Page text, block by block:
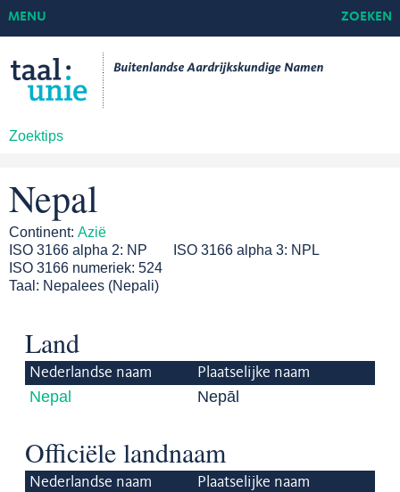
Zoektips
MENU ZOEKEN
Nepal
Continent: Azië
ISO 3166 alpha 2: NP ISO 3166 alpha 3: NPL
ISO 3166 numeriek: 524
Taal: Nepalees (Nepali)
Land
Nederlandse naam Plaatselijke naam
Nepal Nepāl
Officiële landnaam
Nederlandse naam Plaatselijke naam